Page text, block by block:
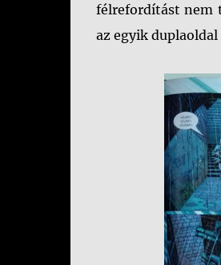
félrefordítást nem
az egyik